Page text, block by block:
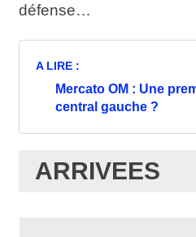
défense…
A LIRE :
Mercato OM : Une
central gauche ?
ARRIVEES